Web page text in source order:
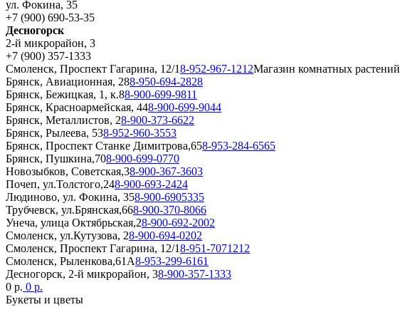
ул. Фокина, 35
+7 (900) 690-53-35
Десногорск
2-й микрорайон, 3
+7 (900) 357-1333
Смоленск, Проспект Гагарина, 12/18-952-967-1212Магазин комнатных растений
Брянск, Авиационная, 288-950-694-2828
Брянск, Бежицкая, 1, к.88-900-699-9811
Брянск, Красноармейская, 448-900-699-9044
Брянск, Металлистов, 28-900-373-6622
Брянск, Рылеева, 538-952-960-3553
Брянск, Проспект Станке Димитрова,658-953-284-6565
Брянск, Пушкина,708-900-699-0770
Новозыбков, Советская,38-900-367-3603
Почеп, ул.Толстого,248-900-693-2424
Людиново, ул. Фокина, 358-900-6905335
Трубчевск, ул.Брянская,668-900-370-8066
Унеча, улица Октябрьская,28-900-692-2002
Смоленск, ул.Кутузова, 28-900-694-0202
Смоленск, Проспект Гагарина, 12/18-951-7071212
Смоленск, Рыленкова,61А8-953-299-6161
Десногорск, 2-й микрорайон, 38-900-357-1333
0 р. 0 р.
Букеты и цветы